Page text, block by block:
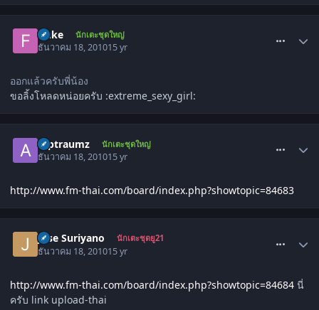
fluke นักเตะชุดใหญ่
ธันวาคม 18, 201015 yr
ออกแล้วครับพี่น้อง
ขอลิ้งโหลดหน่อยครับ :extreme_sexy_girl:
Alptraumz นักเตะชุดใหญ่
ธันวาคม 18, 201015 yr
http://www.fm-thai.com/board/index.php?showtopic=84683
Jose Suriyano นักเตะชุดยู21
ธันวาคม 18, 201015 yr
http://www.fm-thai.com/board/index.php?showtopic=84684 นี่
ครับ link upload-thai